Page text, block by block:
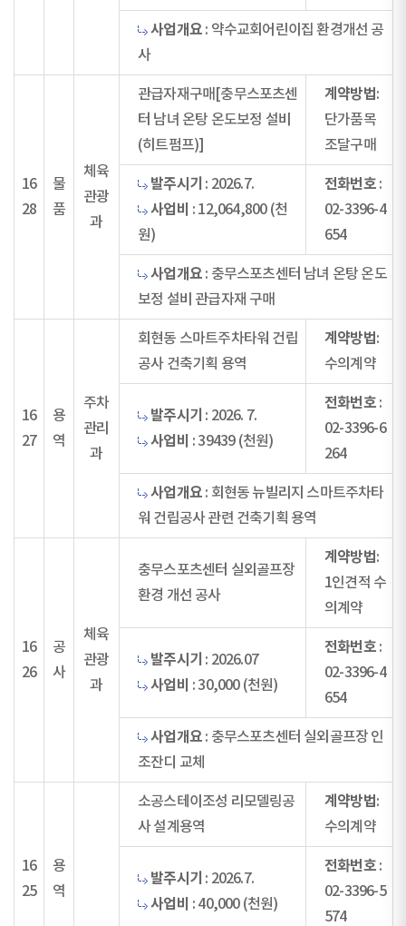
사업개요 : 약수교회어린이집 환경개선 공
사
16
28
물
품
체육
관광
과
관급자재구매[충무스포츠센
터 남녀 온탕 온도보정 설비
(히트펌프)]
계약방법 :
단가품목
조달구매
발주시기 : 2026.7.
사업비 : 12,064,800 (천
원)
전화번호:
02-3396-4
654
사업개요 : 충무스포츠센터 남녀 온탕 온도
보정 설비 관급자재 구매
16
27
용
역
주차
관리
과
회현동 스마트주차타워 건립
공사 건축기획 용역
계약방법 :
수의계약
발주시기 : 2026. 7.
사업비 : 39439 (천원)
전화번호:
02-3396-6
264
사업개요 : 회현동 뉴빌리지 스마트주차타
워 건립공사 관련 건축기획 용역
16
26
공
사
체육
관광
과
충무스포츠센터 실외골프장
환경 개선 공사
계약방법 :
1인견적 수
의계약
발주시기 : 2026.07
사업비 : 30,000 (천원)
전화번호:
02-3396-4
654
사업개요 : 충무스포츠센터 실외골프장 인
조잔디 교체
16
25
용
역
소공스테이조성 리모델링공
사 설계용역
계약방법 :
수의계약
발주시기 : 2026.7.
사업비 : 40,000 (천원)
전화번호:
02-3396-5
574